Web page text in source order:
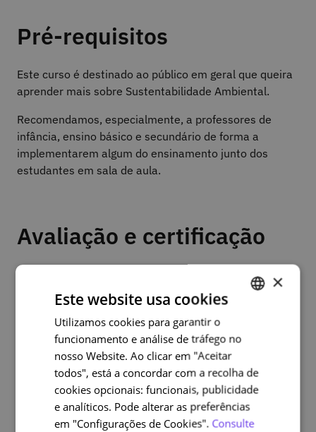
Pré-requisitos
Este curso é destinado ao público em geral que queira
aprender mais sobre Sustentabilidade Ambiental.
Recomendamos, especialmente, a professores de
infância, ensino básico e secundário de forma a
implementarem algum do ensinamento junto dos
estudantes em sala de aula.
Avaliação e certificação
Os formandos têm a oportunidade de testar os
conhecimentos adquiridos sobre os temas através de
inquéritos, quizzes de resposta única ou múltipla e em
atividades interativas.
O Certificado de Participação só é emitido se obter um
aproveitamento igual ou superior a 50%.
Após a conclusão do curso com aproveitamento, terá
acesso ao certificado (isento de emolumentos) emitido
ENGLISH
×
Este website usa cookies
Utilizamos cookies para garantir o
funcionamento e análise de tráfego no
nosso Website. Ao clicar em "Aceitar
todos", está a concordar com a recolha de
cookies opcionais: funcionais, publicidade
e analíticos. Pode alterar as preferências
em "Configurações de Cookies". Consulte